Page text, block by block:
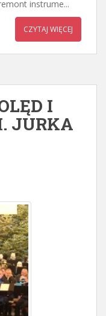
instrume...
CZYTAJ WIĘCEJ
I
JURKA